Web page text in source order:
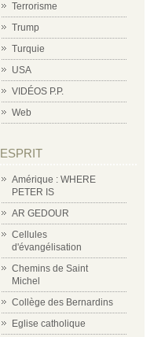
Terrorisme
Trump
Turquie
USA
VIDÉOS P.P.
Web
ESPRIT
Amérique : WHERE
PETER IS
AR GEDOUR
Cellules
d'évangélisation
Chemins de Saint
Michel
Collège des Bernardins
Eglise catholique